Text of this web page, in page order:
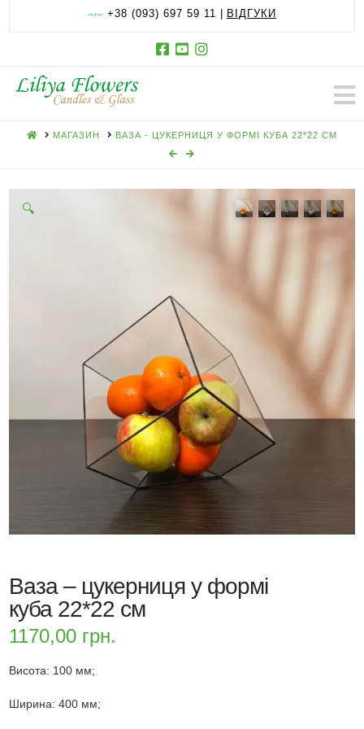
+38 (093) 697 59 11 | ВІДГУКИ
HOMEМАГАЗИН ВАЗА - ЦУКЕРНИЦЯ У ФОРМІ КУБА 22*22 СМ
🔍
Ваза – цукерниця у формі
куба 22*22 см
1170,00 грн.
Висота: 100 мм;
Ширина: 400 мм;